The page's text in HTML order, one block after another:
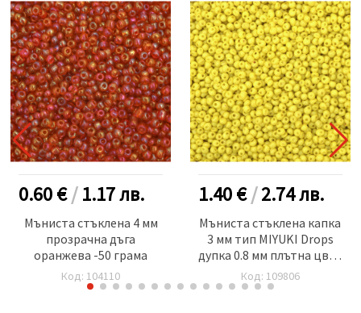
0.60 €/1.17лв.
Мъниста стъклена 4 мм
прозрачна дъга
оранжева -50 грама
Код: 104110
1.40 €/2.74лв.
Мъниста стъклена капка
3 мм тип MIYUKI Drops
дупка 0.8 мм плътна цвят
жълт -10 грама ~260 броя
Код: 109806